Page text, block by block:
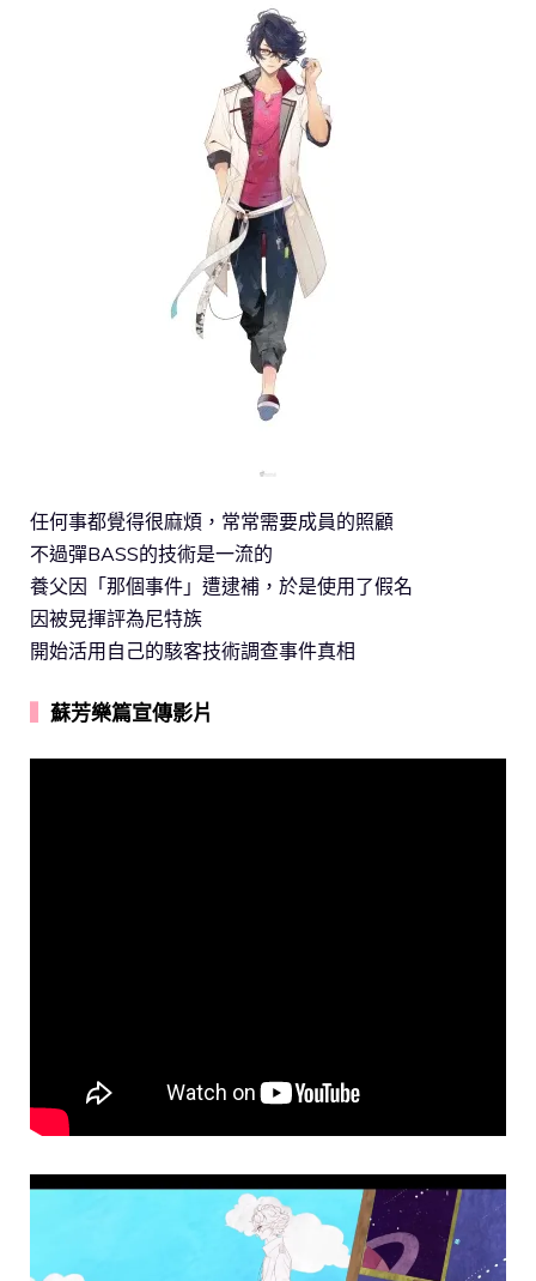
任何事都覺得很麻煩，常常需要成員的照顧
不過彈BASS的技術是一流的
養父因「那個事件」遭逮補，於是使用了假名
因被晃揮評為尼特族
開始活用自己的駭客技術調查事件真相
蘇芳樂篇宣傳影片